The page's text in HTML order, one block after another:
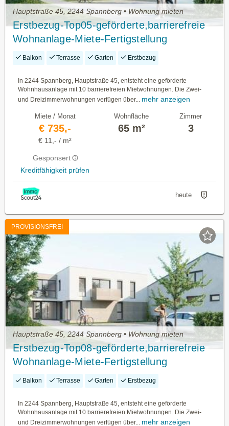
Hauptstraße 45, 2244 Spannberg • Wohnung mieten
Erstbezug-Top05-geförderte,barrierefreie
Wohnanlage-Miete-Fertigstellung
geplant:2.Quartal 2027
Balkon Terrasse Garten Erstbezug
In 2244 Spannberg, Hauptstraße 45, entsteht eine geförderte
Wohnhausanlage mit 10 barrierefreien Mietwohnungen. Die Zwei-
und Dreizimmerwohnungen verfügen über...
mehr anzeigen
Miete / Monat
€ 735,-
€ 11,- / m²
Gesponsert
Kreditfähigkeit prüfen
Wohnfläche
65 m²
Zimmer
3
heute
PROVISIONSFREI
Hauptstraße 45, 2244 Spannberg • Wohnung mieten
Erstbezug-Top08-geförderte,barrierefreie
Wohnanlage-Miete-Fertigstellung
geplant:2.Quartal 2027
Balkon Terrasse Garten Erstbezug
In 2244 Spannberg, Hauptstraße 45, entsteht eine geförderte
Wohnhausanlage mit 10 barrierefreien Mietwohnungen. Die Zwei-
und Dreizimmerwohnungen verfügen über... mehr anzeigen